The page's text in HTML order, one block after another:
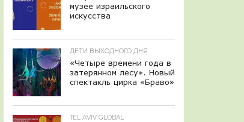
музее израильского
искусства
ДЕТИ ВЫХОДНОГО ДНЯ
«Четыре времени года в
затерянном лесу». Новый
спектакль цирка «Браво»
TEL AVIV GLOBAL